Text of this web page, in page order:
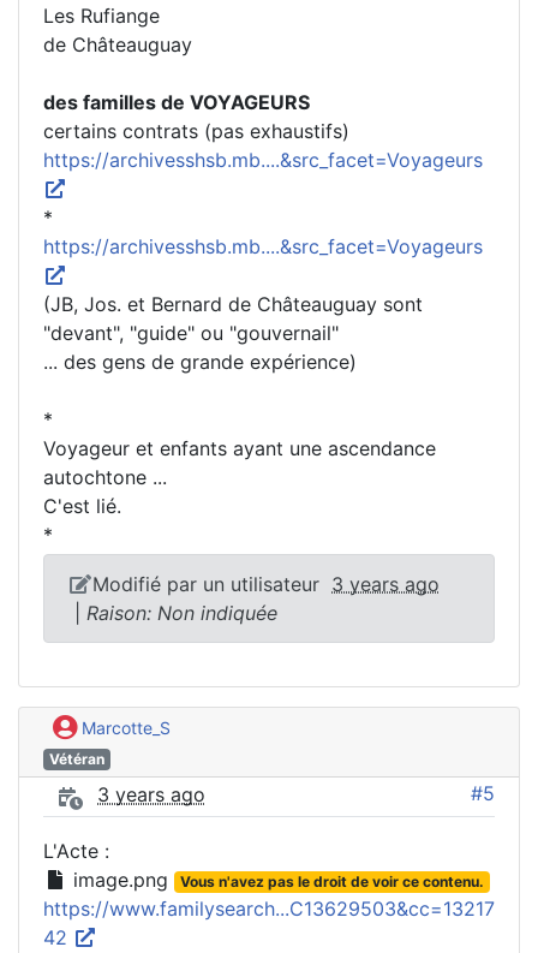
Les Rufiange
de Châteauguay
des familles de VOYAGEURS
certains contrats (pas exhaustifs)
https://archivesshsb.mb....&src_facet=Voyageurs
*
https://archivesshsb.mb....&src_facet=Voyageurs
(JB, Jos. et Bernard de Châteauguay sont
"devant", "guide" ou "gouvernail"
... des gens de grande expérience)
*
Voyageur et enfants ayant une ascendance
autochtone ...
C'est lié.
*
Modifié par un utilisateur 3 years ago
Raison: Non indiquée
Marcotte_S
Vétéran
3 years ago #5
L'Acte :
image.png
Vous n'avez pas le droit de voir ce contenu.
https://www.familysearch...C13629503&cc=13217
42